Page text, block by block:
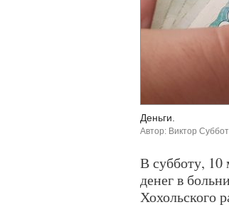
Деньги.
Автор: Виктор
В субботу, 10
денег в
Хохольского